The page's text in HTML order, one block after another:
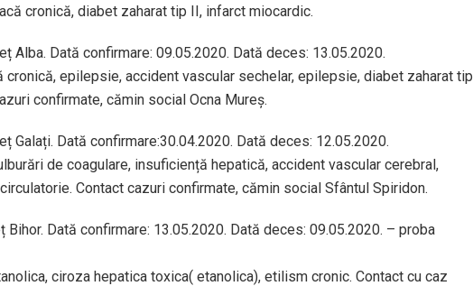
cronică, diabet zaharat tip II, infarct miocardic.
Alba. Dată confirmare: 09.05.2020. Dată deces: 13.05.2020.
epilepsie, accident vascular sechelar, epilepsie, diabet zaharat tip
confirmate, cămin social Ocna Mureș.
Galați. Dată confirmare:30.04.2020. Dată deces: 12.05.2020.
de coagulare, insuficiență hepatică, accident vascular cerebral,
Contact cazuri confirmate, cămin social Sfântul Spiridon.
Bihor. Dată confirmare: 13.05.2020. Dată deces: 09.05.2020. – proba
ciroza hepatica toxica( etanolica), etilism cronic. Contact cu caz